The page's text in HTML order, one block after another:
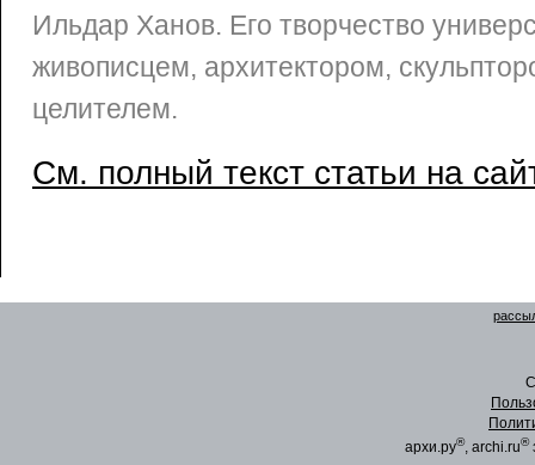
Ильдар Ханов. Его творчество
живописцем, архитектором,
целителем.
См. полный текст статьи на
архи.ру®, archi.ru®